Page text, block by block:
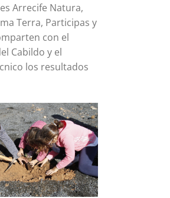
Arrecife Natura,
Terra, Participas y
con el
Cabildo y el
los resultados